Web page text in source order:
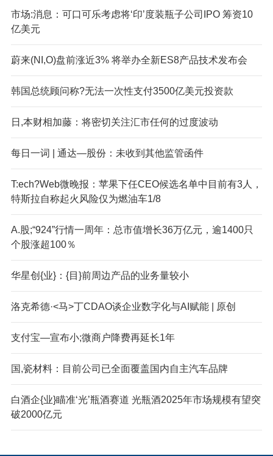
市场:消息：可口可乐考虑将‘印’度装瓶子公司IPO 筹资10
亿美元
蔚来(NI,O)盘前涨近3% 将举办全新ES8产品技术发布会
韩国总统顾问称?无法一次性支付3500亿美元投资款
日,本财相加藤：将密切关注汇市任何的过度波动
每日一词 | 通达—股份：未收到其他监管函件
T:ech?Web微晚报：苹果下任CEO候选名单中目前有3人，
特斯拉自称起火风险仅为燃油车1/8
A.股;“924”行情一周年：总市值增长36万亿元，逾1400只
个股涨超100％
华星创{业}：{目}前周边产品的业务量较小
洛克希德·<马>丁CDAO谈企业数字化与AI赋能 | 原创
支付宝—宣布小;微商户降费再延长1年
国,瓷材料：目前公司已全面覆盖国内自主汽车品牌
白酒企{业}瞄准‘光’瓶酒赛道 光瓶酒2025年市场规模有望突
破2000亿元